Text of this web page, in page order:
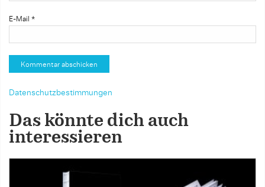
E-Mail *
Datenschutzbestimmungen
Das könnte dich auch
interessieren